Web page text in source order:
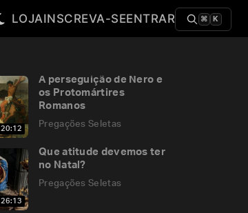
LOJAINSCREVA-SEENTRAR ⌘ K
20:12
A perseguição de Nero e
os Protomártires
Romanos
Pregações Seletas
26:13
Que atitude devemos ter
no Natal?
Pregações Seletas